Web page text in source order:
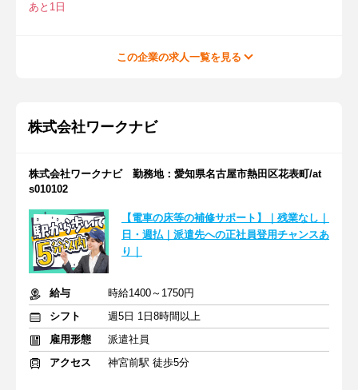
あと1日
この企業の求人一覧を見る
株式会社ワークナビ
株式会社ワークナビ 勤務地：愛知県名古屋市熱田区花表町/at
s010102
【電車の床等の補修サポート】｜残業なし｜
日・週払｜派遣先への正社員登用チャンスあ
り｜
給与
時給1400～1750円
シフト
週5日 1日8時間以上
雇用形態
派遣社員
アクセス
神宮前駅 徒歩5分